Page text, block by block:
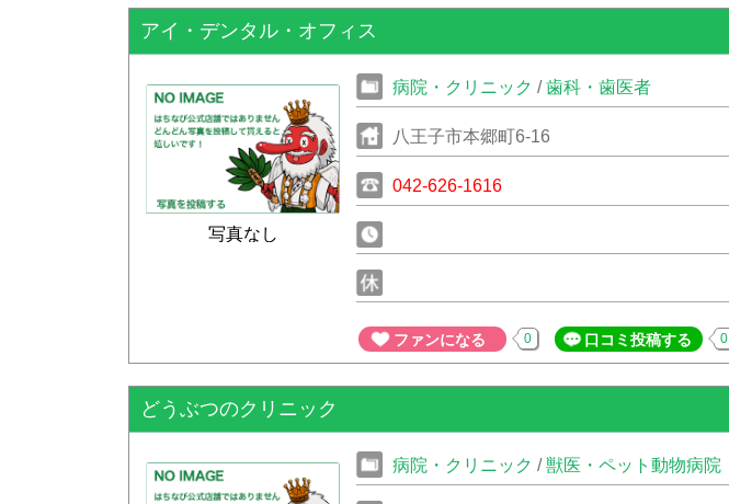
アイ・デンタル・オフィス
写真なし
病院・クリニック /歯科・歯医者
八王子市本郷町6-16
042-626-1616
ファンになる 0 口コミ投稿する 0
どうぶつのクリニック
病院・クリニック /獣医・ペット動物病院